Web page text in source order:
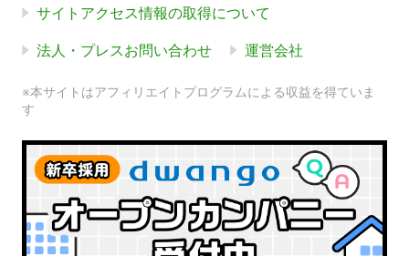
サイトアクセス情報の取得について
法人・プレスお問い合わせ 運営会社
※本サイトはアフィリエイトプログラムによる収益を得ていま
す